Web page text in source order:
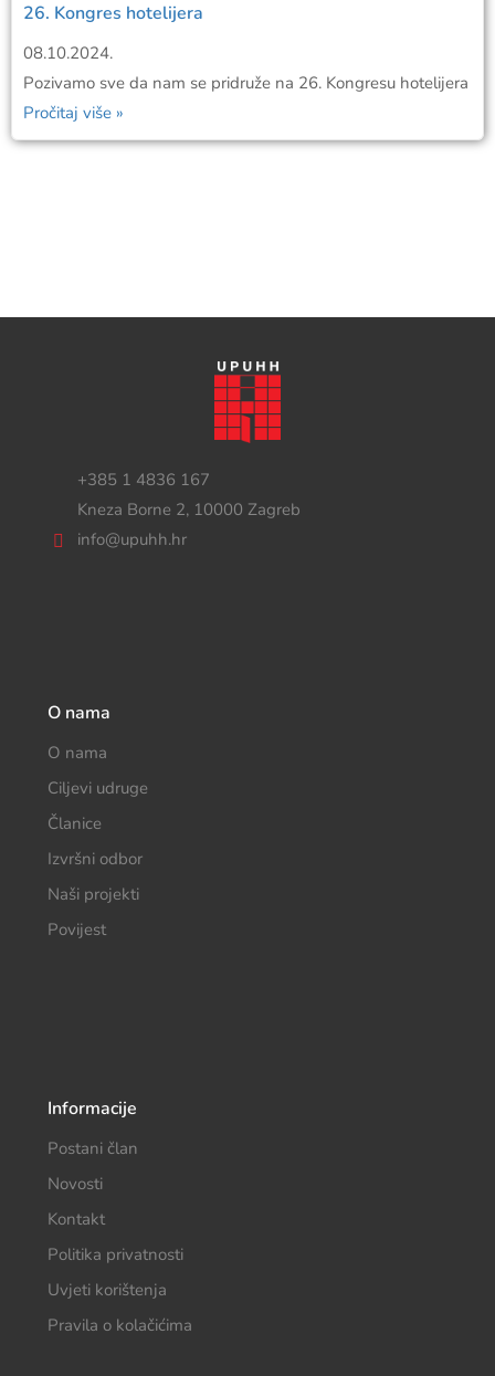
26. Kongres hotelijera
08.10.2024.
Pozivamo sve da nam se pridruže na 26. Kongresu hotelijera
Pročitaj više »
+385 1 4836 167
Kneza Borne 2, 10000 Zagreb
info@upuhh.hr
O nama
O nama
Ciljevi udruge
Članice
Izvršni odbor
Naši projekti
Povijest
Informacije
Postani član
Novosti
Kontakt
Politika privatnosti
Uvjeti korištenja
Pravila o kolačićima